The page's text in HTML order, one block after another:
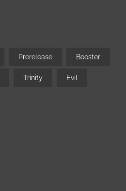
Prerelease Booster
Trinity Evil